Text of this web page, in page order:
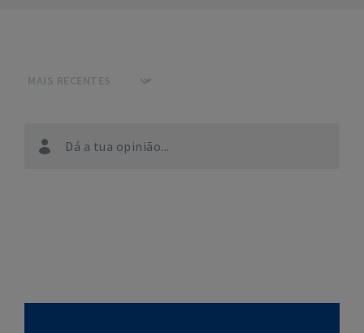
Dá a tua opinião...